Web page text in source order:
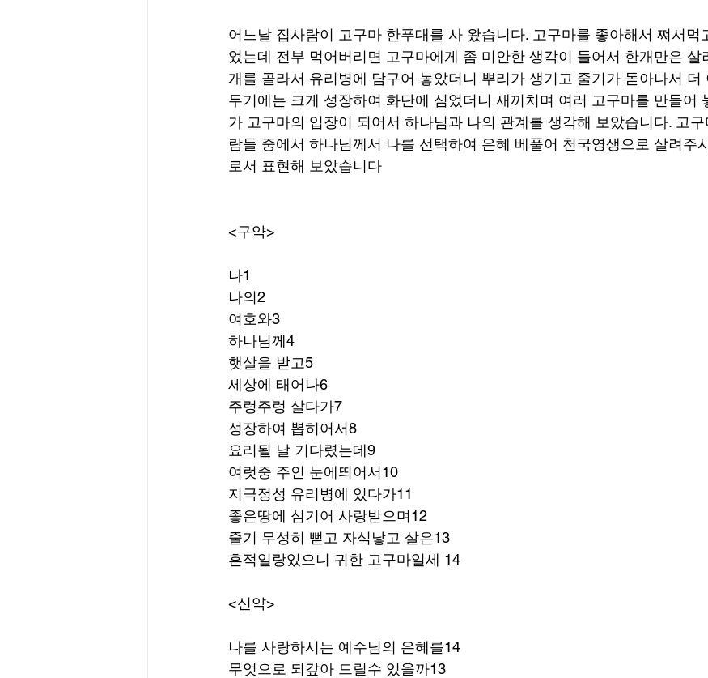
어느날 집사람이 고구마 한푸대를 사 왔습니다. 고구마를 좋아해서 쪄서먹
었는데 전부 먹어버리면 고구마에게 좀 미안한 생각이 들어서 한개만은 살
개를 골라서 유리병에 담구어 놓았더니 뿌리가 생기고 줄기가 돋아나서 더
두기에는 크게 성장하여 화단에 심었더니 새끼치며 여러 고구마를 만들어
가 고구마의 입장이 되어서 하나님과 나의 관계를 생각해 보았습니다. 고
람들 중에서 하나님께서 나를 선택하여 은혜 베풀어 천국영생으로 살려주
로서 표현해 보았습니다
<구약>
나1
나의2
여호와3
하나님께4
햇살을 받고5
세상에 태어나6
주렁주렁 살다가7
성장하여 뽑히어서8
요리될 날 기다렸는데9
여럿중 주인 눈에띄어서10
지극정성 유리병에 있다가11
좋은땅에 심기어 사랑받으며12
줄기 무성히 뻗고 자식낳고 살은13
흔적일랑있으니 귀한 고구마일세 14
<신약>
나를 사랑하시는 예수님의 은혜를14
무엇으로 되갚아 드릴수 있을까13